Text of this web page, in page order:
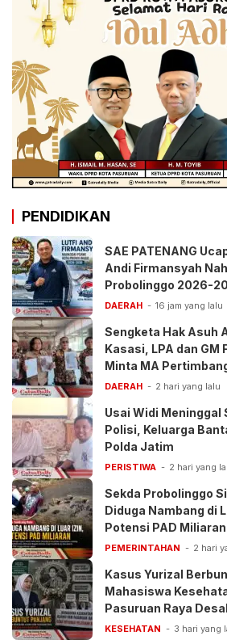
PENDIDIKAN
SAE PATENANG
Andi Firmansyah
Probolinggo 2026-
DAERAH 16 jam yang lalu
Sengketa Hak Asuh
Kasasi, LPA dan GM
Minta MA
Anak
DAERAH 2 hari yang lalu
Usai Widi Meninggal
Polisi, Keluarga
Polda Jatim
PERISTIWA 2 hari yang
Sekda Probolinggo
Diduga Nambang di
Potensi PAD Miliaran
PEMERINTAHAN 2 hari
Kasus Yurizal
Mahasiswa
Pasuruan Raya
Pelayanan BPJS
KESEHATAN 3 hari yang